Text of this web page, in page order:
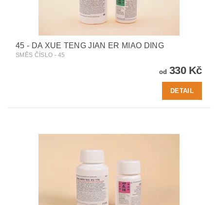
45 - DA XUE TENG JIAN ER MIAO DING
SMĚS ČÍSLO - 45
od 330 Kč
DETAIL